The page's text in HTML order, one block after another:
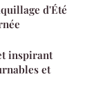
d'Été
inspirant
et